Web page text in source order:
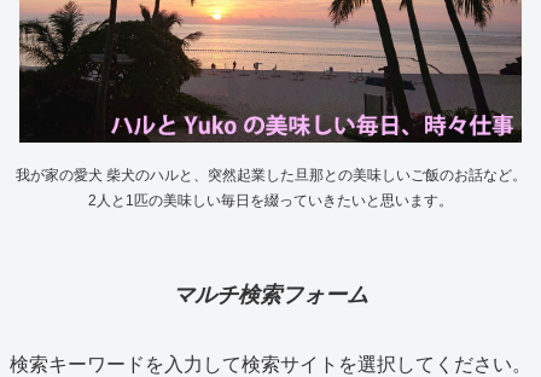
我が家の愛犬 柴犬のハルと、突然起業した旦那との美味しいご飯のお話など。
2人と1匹の美味しい毎日を綴っていきたいと思います。
マルチ検索フォーム
検索キーワードを入力して検索サイトを選択してください。